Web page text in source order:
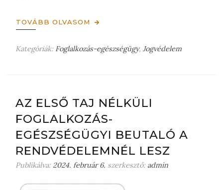
TOVÁBB OLVASOM
Kategóriák: Foglalkozás-egészségügy, Jogvédelem
e
AZ ELSŐ TAJ NÉLKÜLI
FOGLALKOZÁS-
EGÉSZSÉGÜGYI BEUTALÓ A
RENDVÉDELEMNÉL LESZ
Publikálva: 2024. február 6. szerkesztő: admin